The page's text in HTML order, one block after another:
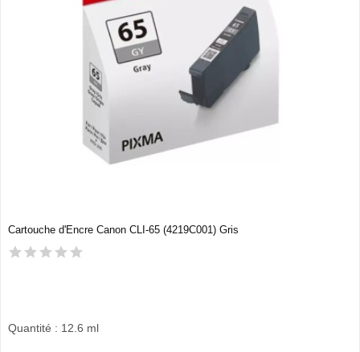
Cartouche d'Encre Canon CLI-65 (4219C001) Gris
Quantité : 12.6 ml